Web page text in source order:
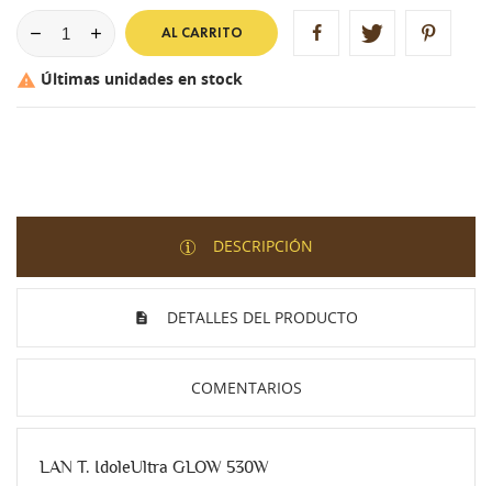
AL CARRITO
 Últimas unidades en stock
DESCRIPCIÓN
DETALLES DEL PRODUCTO
COMENTARIOS
LAN T. IdoleUltra GLOW 530W